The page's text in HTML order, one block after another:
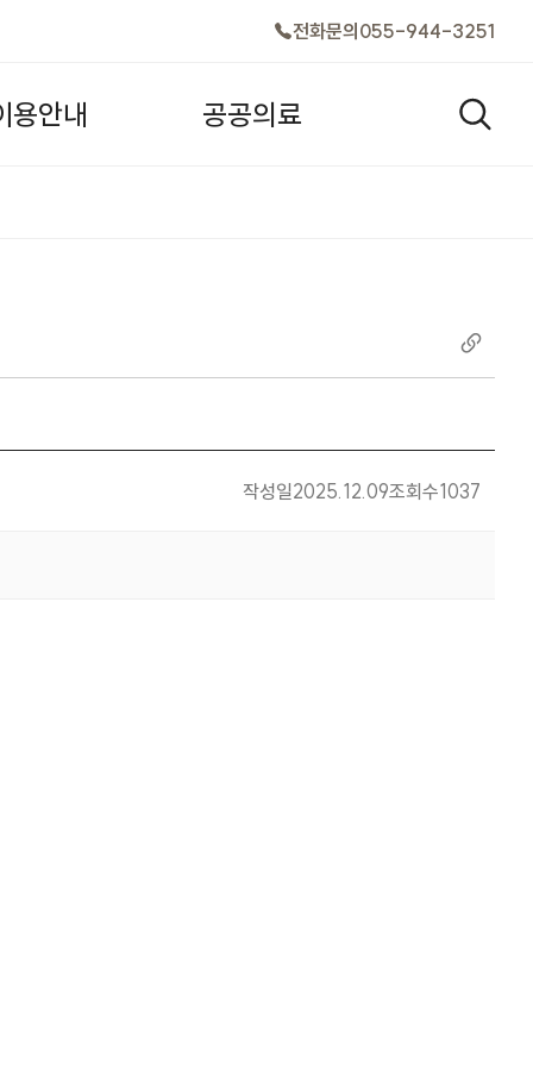
전화문의 055-944-3251
용안내 공공의료 검색창
작성일2025.12.09조회수1037